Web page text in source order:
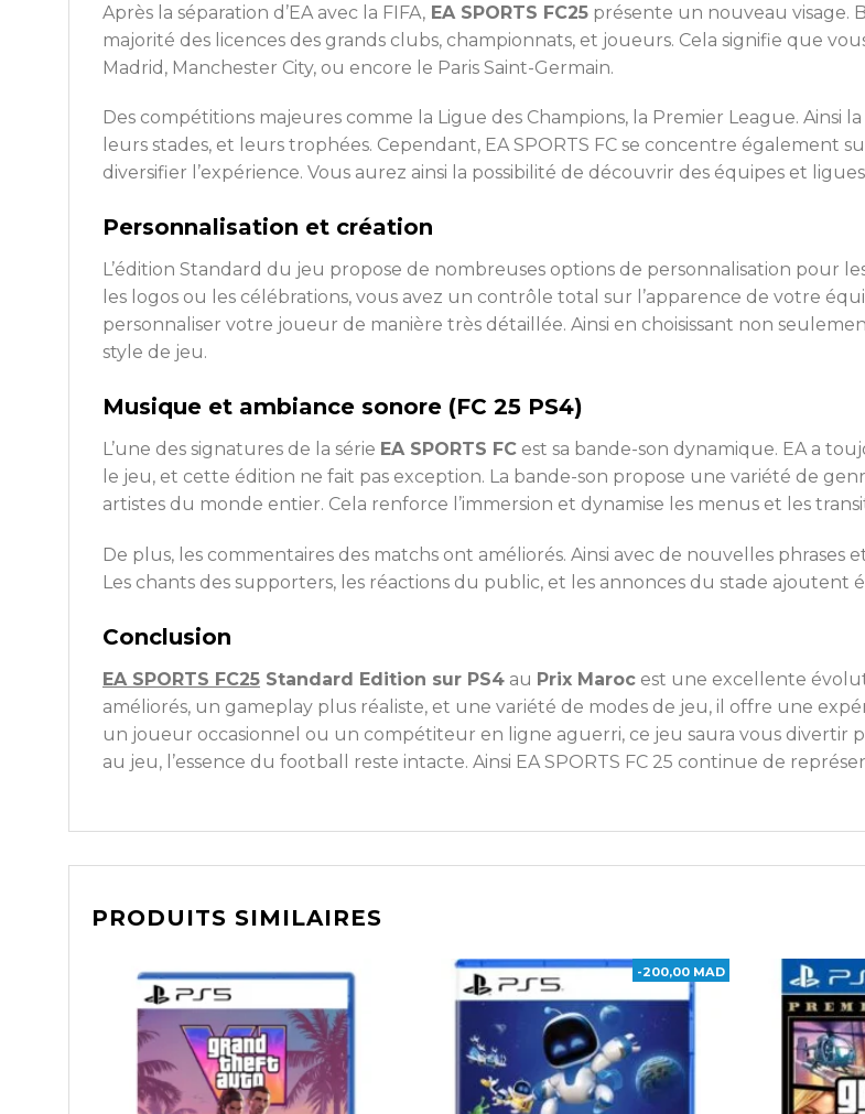
Après la séparation d’EA avec la FIFA, EA SPORTS FC25 présente un nouveau visage.
majorité des licences des grands clubs, championnats, et joueurs. Cela signifie que
Madrid, Manchester City, ou encore le Paris Saint-Germain.
Des compétitions majeures comme la Ligue des Champions, la Premier League. Ainsi
leurs stades, et leurs trophées. Cependant, EA SPORTS FC se concentre également
diversifier l’expérience. Vous aurez ainsi la possibilité de découvrir des équipes et
Personnalisation et création
L’édition Standard du jeu propose de nombreuses options de personnalisation pour
les logos ou les célébrations, vous avez un contrôle total sur l’apparence de votre
personnaliser votre joueur de manière très détaillée. Ainsi en choisissant non
style de jeu.
Musique et ambiance sonore (FC 25 PS4)
L’une des signatures de la série EA SPORTS FC est sa bande-son dynamique. EA a
le jeu, et cette édition ne fait pas exception. La bande-son propose une variété de
artistes du monde entier. Cela renforce l’immersion et dynamise les menus et les
De plus, les commentaires des matchs ont améliorés. Ainsi avec de nouvelles
Les chants des supporters, les réactions du public, et les annonces du stade
Conclusion
EA SPORTS FC25 Standard Edition sur PS4 au Prix Maroc est une excellente
améliorés, un gameplay plus réaliste, et une variété de modes de jeu, il offre une
un joueur occasionnel ou un compétiteur en ligne aguerri, ce jeu saura vous divertir
au jeu, l’essence du football reste intacte. Ainsi EA SPORTS FC 25 continue de
PRODUITS SIMILAIRES
-200,00 MAD